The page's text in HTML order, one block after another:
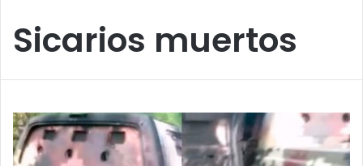
Sicarios muertos